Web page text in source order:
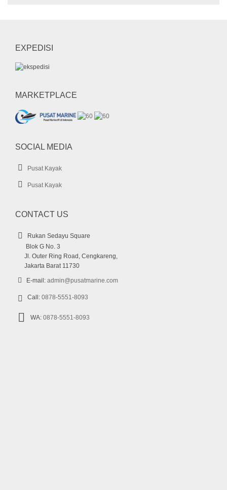
EXPEDISI
MARKETPLACE
SOCIAL MEDIA
Pusat Kayak
Pusat Kayak
CONTACT US
Rukan Sedayu Square
Blok G No. 3
Jl. Outer Ring Road, Cengkareng,
Jakarta Barat 11730
E-mail: admin@pusatmarine.com
Call: 0878-5551-8093
WA: 0878-5551-8093